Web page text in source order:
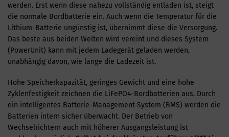
werden. Erst wenn diese nahezu vollständig entladen ist, steigt
die normale Bordbatterie ein. Auch wenn die Temperatur für die
Lithium-Batterie ungünstig ist, übernimmt diese die Versorgung.
Das beste aus beiden Welten wird vereint und dieses System
(PowerUnit) kann mit jedem Ladegerät geladen werden,
unabhängig davon, wie lange die Ladezeit ist.
Hohe Speicherkapazität, geringes Gewicht und eine hohe
Zyklenfestigkeit zeichnen die LiFePO4-Bordbatterien aus. Durch
ein intelligentes Batterie-Management-System (BMS) werden die
Batterien intern sicher überwacht. Der Betrieb von
Wechselrichtern auch mit höherer Ausgangsleistung ist